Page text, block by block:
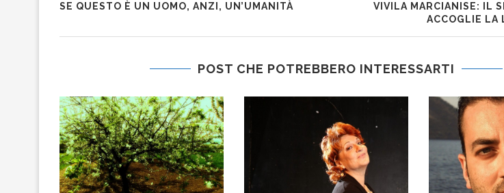
SE QUESTO È UN UOMO, ANZI, UN’UMANITÀ
VIVILA MARCIANISE: IL
ACCOGLIE LA
POST CHE POTREBBERO INTERESSARTI